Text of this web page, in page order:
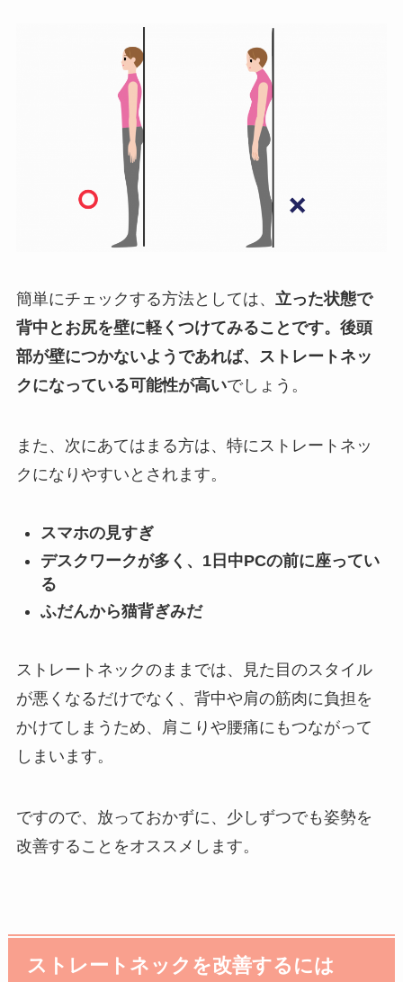
簡単にチェックする方法としては、 立った状態で
背中とお尻を壁に軽くつけてみることです。後頭
部が壁につかないようであれば、ストレートネッ
クになっている可能性が高いでしょう。
また、次にあてはまる方は、特にストレートネッ
クになりやすいとされます。
スマホの見すぎ
デスクワークが多く、1日中PCの前に座ってい
る
ふだんから猫背ぎみだ
ストレートネックのままでは、見た目のスタイル
が悪くなるだけでなく、背中や肩の筋肉に負担を
かけてしまうため、肩こりや腰痛にもつながって
しまいます。
ですので、放っておかずに、少しずつでも姿勢を
改善することをオススメします。
ストレートネックを改善するには